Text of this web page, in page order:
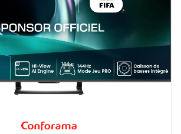
avancées pour une expérience
téléviseur TCL 55MQLED80K se
fonctionnalités avancées. Équipé de
il est parfait pour les amateurs de jeux
un gaming optimal avec un
d'image de 120 Hertz. Le son Dolby
une immersion sonore totale,
salon en véritable salle de cinéma. De
renforcée par le Wi-Fi et le Bluetooth,